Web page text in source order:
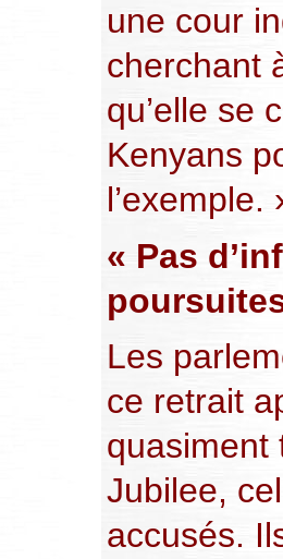
une cour
cherchant
qu’elle se
Kenyans
l’exemple.
« Pas
Les
ce retrait
quasiment
Jubilee,
accusés.